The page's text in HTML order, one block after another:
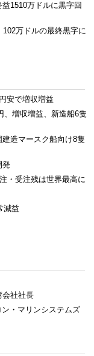
1510万ドルに黒字回
万ドルの最終黒字に
安で増収増益
、増収増益、新造船6隻
造マースク船向け8隻
発
・受注残は世界最高に
減益
会社社長
ン・マリンシステムズ